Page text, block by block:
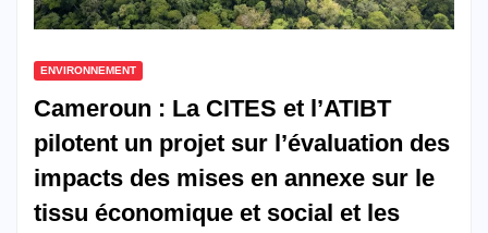
ENVIRONNEMENT
Cameroun : La CITES et l’ATIBT
pilotent un projet sur l’évaluation des
impacts des mises en annexe sur le
tissu économique et social et les